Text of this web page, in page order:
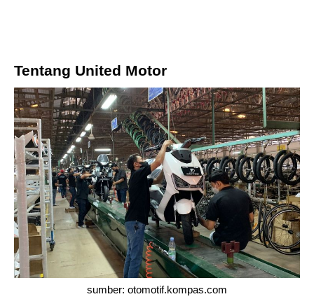
Tentang United Motor
sumber: otomotif.kompas.com